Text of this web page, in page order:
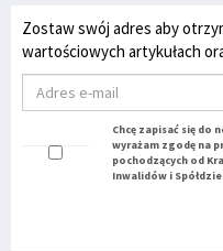
Zostaw swój adres aby
wartościowych artykułach
Chcę zapisać się do
wyrażam zgodę na
pochodzących od
Inwalidów i